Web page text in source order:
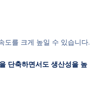
도를 크게 높일 수 있습니다.
단축하면서도 생산성을 높